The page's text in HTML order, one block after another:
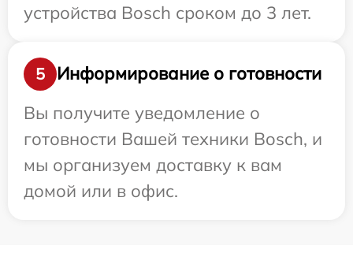
устройства Bosch сроком до 3 лет.
5
Информирование о готовности
Вы получите уведомление о
готовности Вашей техники Bosch, и
мы организуем доставку к вам
домой или в офис.